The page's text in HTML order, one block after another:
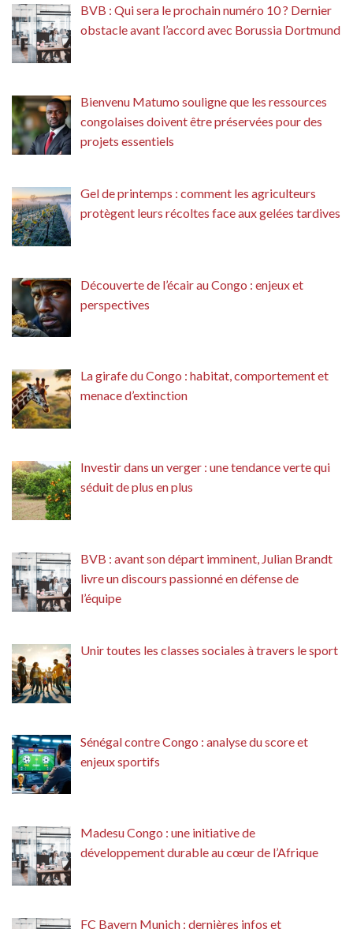
BVB : Qui sera le prochain numéro 10 ? Dernier
obstacle avant l’accord avec Borussia Dortmund
Bienvenu Matumo souligne que les ressources
congolaises doivent être préservées pour des
projets essentiels
Gel de printemps : comment les agriculteurs
protègent leurs récoltes face aux gelées tardives
Découverte de l’écair au Congo : enjeux et
perspectives
La girafe du Congo : habitat, comportement et
menace d’extinction
Investir dans un verger : une tendance verte qui
séduit de plus en plus
BVB : avant son départ imminent, Julian Brandt
livre un discours passionné en défense de
l’équipe
Unir toutes les classes sociales à travers le sport
Sénégal contre Congo : analyse du score et
enjeux sportifs
Madesu Congo : une initiative de
développement durable au cœur de l’Afrique
FC Bayern Munich : dernières infos et